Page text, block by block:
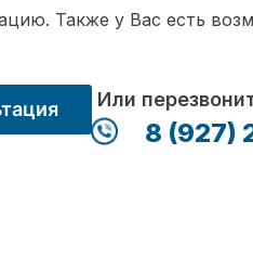
Также у Вас есть
Или
8 (927)